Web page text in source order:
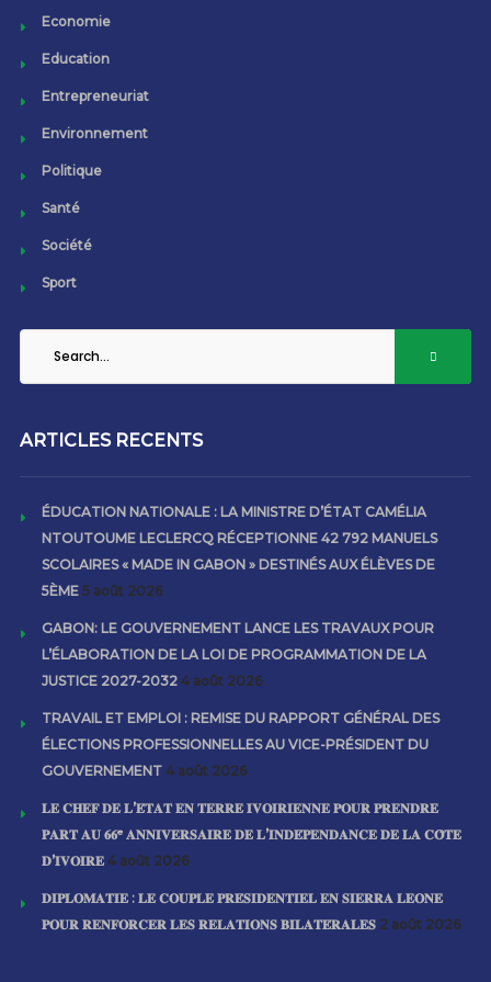
Economie
Education
Entrepreneuriat
Environnement
Politique
Santé
Société
Sport
ARTICLES RECENTS
ÉDUCATION NATIONALE : LA MINISTRE D’ÉTAT CAMÉLIA
NTOUTOUME LECLERCQ RÉCEPTIONNE 42 792 MANUELS
SCOLAIRES « MADE IN GABON » DESTINÉS AUX ÉLÈVES DE
5ÈME 5 août 2026
GABON: LE GOUVERNEMENT LANCE LES TRAVAUX POUR
L’ÉLABORATION DE LA LOI DE PROGRAMMATION DE LA
JUSTICE 2027-2032 4 août 2026
TRAVAIL ET EMPLOI : REMISE DU RAPPORT GÉNÉRAL DES
ÉLECTIONS PROFESSIONNELLES AU VICE-PRÉSIDENT DU
GOUVERNEMENT 4 août 2026
𝐋𝐄 𝐂𝐇𝐄𝐅 𝐃𝐄 𝐋’𝐄́𝐓𝐀𝐓 𝐄𝐍 𝐓𝐄𝐑𝐑𝐄 𝐈𝐕𝐎𝐈𝐑𝐈𝐄𝐍𝐍𝐄 𝐏𝐎𝐔𝐑 𝐏𝐑𝐄𝐍𝐃𝐑𝐄
𝐏𝐀𝐑𝐓 𝐀𝐔 𝟔𝟔ᵉ 𝐀𝐍𝐍𝐈𝐕𝐄𝐑𝐒𝐀𝐈𝐑𝐄 𝐃𝐄 𝐋’𝐈𝐍𝐃𝐄́𝐏𝐄𝐍𝐃𝐀𝐍𝐂𝐄 𝐃𝐄 𝐋𝐀 𝐂𝐎̂𝐓𝐄
𝐃’𝐈𝐕𝐎𝐈𝐑𝐄 4 août 2026
𝐃𝐈𝐏𝐋𝐎𝐌𝐀𝐓𝐈𝐄 : 𝐋𝐄 𝐂𝐎𝐔𝐏𝐋𝐄 𝐏𝐑𝐄́𝐒𝐈𝐃𝐄𝐍𝐓𝐈𝐄𝐋 𝐄𝐍 𝐒𝐈𝐄𝐑𝐑𝐀 𝐋𝐄𝐎𝐍𝐄
𝐏𝐎𝐔𝐑 𝐑𝐄𝐍𝐅𝐎𝐑𝐂𝐄𝐑 𝐋𝐄𝐒 𝐑𝐄𝐋𝐀𝐓𝐈𝐎𝐍𝐒 𝐁𝐈𝐋𝐀𝐓𝐄́𝐑𝐀𝐋𝐄𝐒 2 août 2026